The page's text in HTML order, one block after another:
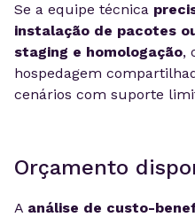
Se a equipe técnica
instalação de pacotes
staging e homologação,
hospedagem
cenários com suporte
Orçamento
A análise de custo-